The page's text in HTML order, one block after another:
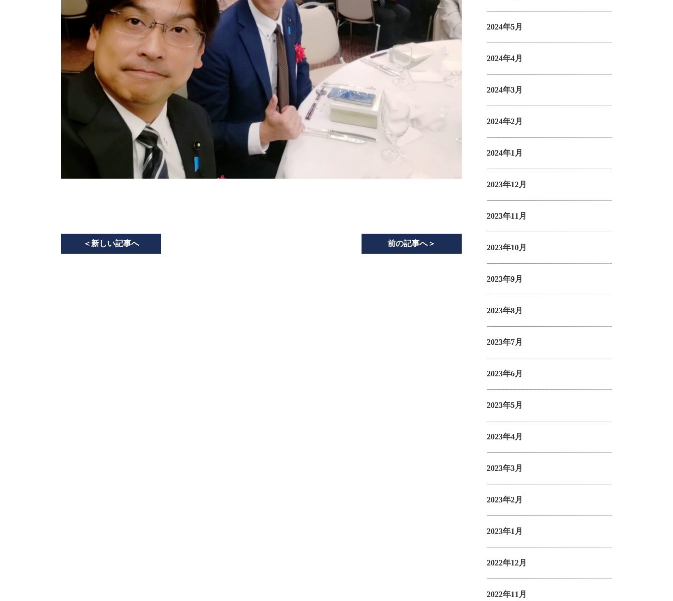
前の記事へ＞
＜ 新しい記事へ
2024年5月
2024年4月
2024年3月
2024年2月
2024年1月
2023年12月
2023年11月
2023年10月
2023年9月
2023年8月
2023年7月
2023年6月
2023年5月
2023年4月
2023年3月
2023年2月
2023年1月
2022年12月
2022年11月